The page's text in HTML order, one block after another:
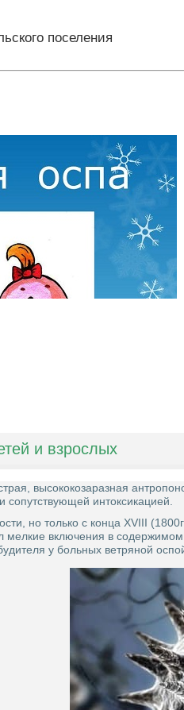
поселения
и взрослых
высококозаразная
интоксикацией.
но только с конца XVIII
мелкие включения в
у больных ветряной